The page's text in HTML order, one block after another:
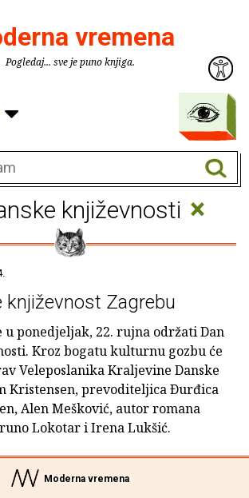
vremena
Pogledaj... sve je puno knjiga.
književnosti ×
književnost Zagrebu
u ponedjeljak, 22. rujna održati Dan
Kroz bogatu kulturnu gozbu će
Veleposlanika Kraljevine Danske
Kristensen, prevoditeljica Ðurđica
Alen Mešković, autor romana
Lokotar i Irena Lukšić.
Moderna vremena